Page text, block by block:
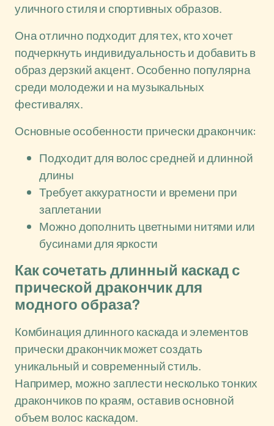
уличного стиля и спортивных образов.
Она отлично подходит для тех, кто хочет
подчеркнуть индивидуальность и добавить в
образ дерзкий акцент. Особенно популярна
среди молодежи и на музыкальных
фестивалях.
Основные особенности прически дракончик:
Подходит для волос средней и длинной
длины
Требует аккуратности и времени при
заплетании
Можно дополнить цветными нитями или
бусинами для яркости
Как сочетать длинный каскад с
прической дракончик для
модного образа?
Комбинация длинного каскада и элементов
прически дракончик может создать
уникальный и современный стиль.
Например, можно заплести несколько тонких
дракончиков по краям, оставив основной
объем волос каскадом.